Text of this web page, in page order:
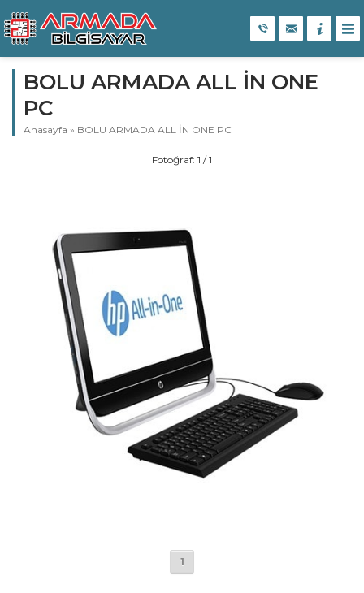
BOLU ARMADA ALL İN ONE
PC
Anasayfa » BOLU ARMADA ALL İN ONE PC
Fotoğraf: 1 / 1
1